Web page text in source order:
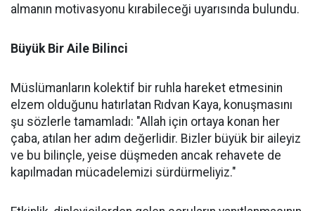
almanın motivasyonu kırabileceği uyarısında bulundu.
Büyük Bir Aile Bilinci
Müslümanların kolektif bir ruhla hareket etmesinin
elzem olduğunu hatırlatan Rıdvan Kaya, konuşmasını
şu sözlerle tamamladı: "Allah için ortaya konan her
çaba, atılan her adım değerlidir. Bizler büyük bir aileyiz
ve bu bilinçle, yeise düşmeden ancak rehavete de
kapılmadan mücadelemizi sürdürmeliyiz."